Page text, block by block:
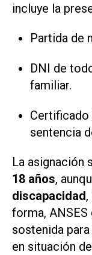
incluye la
Partida de
DNI de
familiar.
Certificado
sentencia
La asignación
18 años,
discapacidad,
forma,
sostenida
en situación